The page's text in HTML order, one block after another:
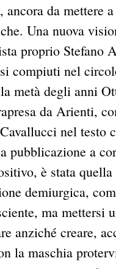
ancora da mettere
Una nuova
proprio Stefano
compiuti nel
metà degli anni
da Arienti,
nel testo
pubblicazione a
è stata
demiurgica,
ma mettersi
anziché creare,
la maschia